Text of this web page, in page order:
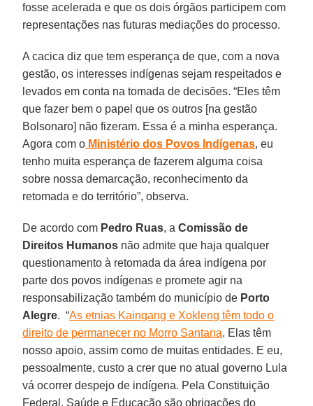
fosse acelerada e que os dois órgãos participem com
representações nas futuras mediações do processo.
A cacica diz que tem esperança de que, com a nova
gestão, os interesses indígenas sejam respeitados e
levados em conta na tomada de decisões. “Eles têm
que fazer bem o papel que os outros [na gestão
Bolsonaro] não fizeram. Essa é a minha esperança.
Agora com o Ministério dos Povos Indígenas, eu
tenho muita esperança de fazerem alguma coisa
sobre nossa demarcação, reconhecimento da
retomada e do território”, observa.
De acordo com Pedro Ruas, aComissão de
Direitos Humanos não admite que haja qualquer
questionamento à retomada da área indígena por
parte dos povos indígenas e promete agir na
responsabilização também do município de Porto
Alegre. “As etnias Kaingang e Xokleng têm todo o
direito de permanecer no Morro Santana. Elas têm
nosso apoio, assim como de muitas entidades. E eu,
pessoalmente, custo a crer que no atual governo Lula
vá ocorrer despejo de indígena. Pela Constituição
Federal, Saúde e Educação são obrigações do